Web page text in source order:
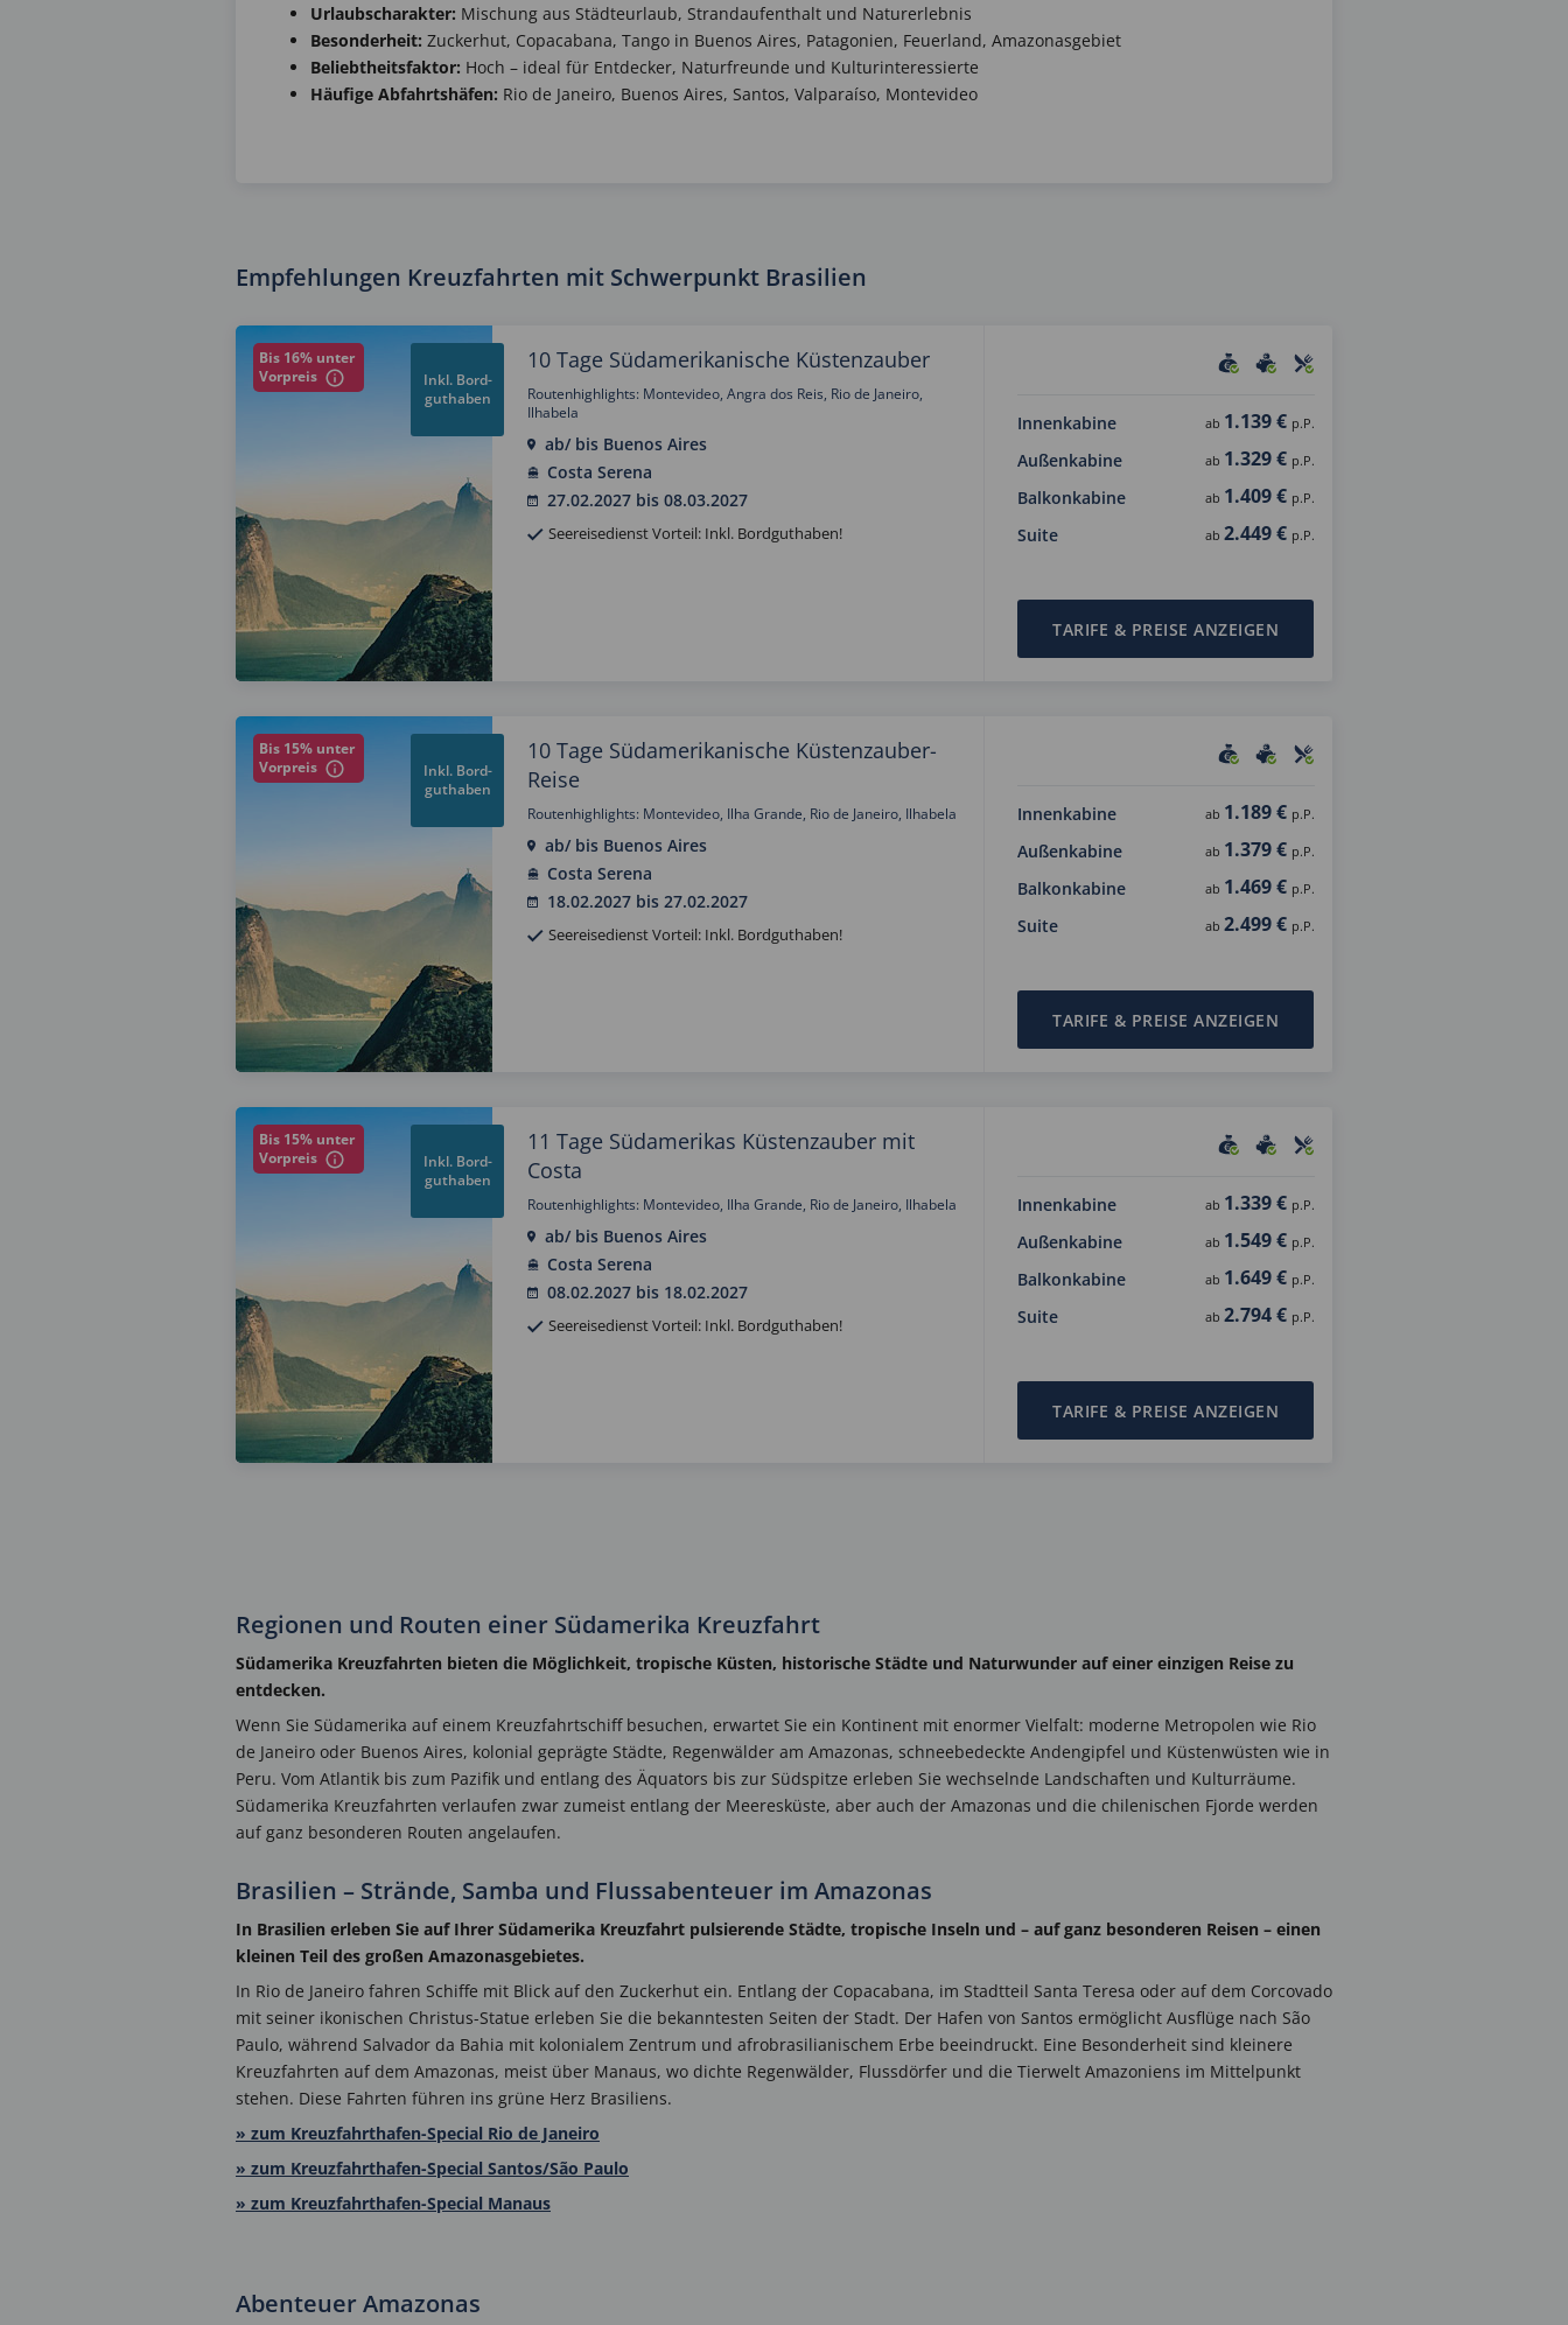
Urlaubscharakter: Mischung aus Städteurlaub, Strandaufenthalt und Naturerlebnis
Besonderheit: Zuckerhut, Copacabana, Tango in Buenos Aires, Patagonien, Feuerland, Amazonasgebiet
Beliebtheitsfaktor: Hoch – ideal für Entdecker, Naturfreunde und Kulturinteressierte
Häufige Abfahrtshäfen: Rio de Janeiro, Buenos Aires, Santos, Valparaíso, Montevideo
Empfehlungen Kreuzfahrten mit Schwerpunkt Brasilien
Bis 16% unter
Vorpreis
Inkl. Bord-
guthaben
10 Tage Südamerikanische Küstenzauber
Routenhighlights: Montevideo, Angra dos Reis, Rio de Janeiro,
Ilhabela
ab/ bis Buenos Aires
Costa Serena
27.02.2027 bis 08.03.2027
Seereisedienst Vorteil: Inkl. Bordguthaben!
Innenkabine ab 1.139 € p.P.
Außenkabine ab 1.329 € p.P.
Balkonkabine ab 1.409 € p.P.
Suite ab 2.449 € p.P.
TARIFE & PREISE ANZEIGEN
Bis 15% unter
Vorpreis
Inkl. Bord-
guthaben
10 Tage Südamerikanische Küstenzauber-
Reise
Routenhighlights: Montevideo, Ilha Grande, Rio de Janeiro, Ilhabela
ab/ bis Buenos Aires
Costa Serena
18.02.2027 bis 27.02.2027
Seereisedienst Vorteil: Inkl. Bordguthaben!
Innenkabine ab 1.189 € p.P.
Außenkabine ab 1.379 € p.P.
Balkonkabine ab 1.469 € p.P.
Suite ab 2.499 € p.P.
TARIFE & PREISE ANZEIGEN
Bis 15% unter
Vorpreis
Inkl. Bord-
guthaben
11 Tage Südamerikas Küstenzauber mit
Costa
Routenhighlights: Montevideo, Ilha Grande, Rio de Janeiro, Ilhabela
ab/ bis Buenos Aires
Costa Serena
08.02.2027 bis 18.02.2027
Seereisedienst Vorteil: Inkl. Bordguthaben!
Innenkabine ab 1.339 € p.P.
Außenkabine ab 1.549 € p.P.
Balkonkabine ab 1.649 € p.P.
Suite ab 2.794 € p.P.
TARIFE & PREISE ANZEIGEN
Regionen und Routen einer Südamerika Kreuzfahrt
Südamerika Kreuzfahrten bieten die Möglichkeit, tropische Küsten, historische Städte und Naturwunder auf einer einzigen Reise zu
entdecken.
Wenn Sie Südamerika auf einem Kreuzfahrtschiff besuchen, erwartet Sie ein Kontinent mit enormer Vielfalt: moderne Metropolen wie Rio
de Janeiro oder Buenos Aires, kolonial geprägte Städte, Regenwälder am Amazonas, schneebedeckte Andengipfel und Küstenwüsten wie in
Peru. Vom Atlantik bis zum Pazifik und entlang des Äquators bis zur Südspitze erleben Sie wechselnde Landschaften und Kulturräume.
Südamerika Kreuzfahrten verlaufen zwar zumeist entlang der Meeresküste, aber auch der Amazonas und die chilenischen Fjorde werden
auf ganz besonderen Routen angelaufen.
Brasilien – Strände, Samba und Flussabenteuer im Amazonas
In Brasilien erleben Sie auf Ihrer Südamerika Kreuzfahrt pulsierende Städte, tropische Inseln und – auf ganz besonderen Reisen – einen
kleinen Teil des großen Amazonasgebietes.
In Rio de Janeiro fahren Schiffe mit Blick auf den Zuckerhut ein. Entlang der Copacabana, im Stadtteil Santa Teresa oder auf dem Corcovado
mit seiner ikonischen Christus-Statue erleben Sie die bekanntesten Seiten der Stadt. Der Hafen von Santos ermöglicht Ausflüge nach São
Paulo, während Salvador da Bahia mit kolonialem Zentrum und afrobrasilianischem Erbe beeindruckt. Eine Besonderheit sind kleinere
Kreuzfahrten auf dem Amazonas, meist über Manaus, wo dichte Regenwälder, Flussdörfer und die Tierwelt Amazoniens im Mittelpunkt
stehen. Diese Fahrten führen ins grüne Herz Brasiliens.
» zum Kreuzfahrthafen-Special Rio de Janeiro
» zum Kreuzfahrthafen-Special Santos/São Paulo
» zum Kreuzfahrthafen-Special Manaus
Abenteuer Amazonas